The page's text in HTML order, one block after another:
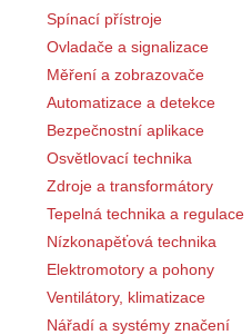
Spínací přístroje
Ovladače a signalizace
Měření a zobrazovače
Automatizace a detekce
Bezpečnostní aplikace
Osvětlovací technika
Zdroje a transformátory
Tepelná technika a regulace
Nízkonapěťová technika
Elektromotory a pohony
Ventilátory, klimatizace
Nářadí a systémy značení